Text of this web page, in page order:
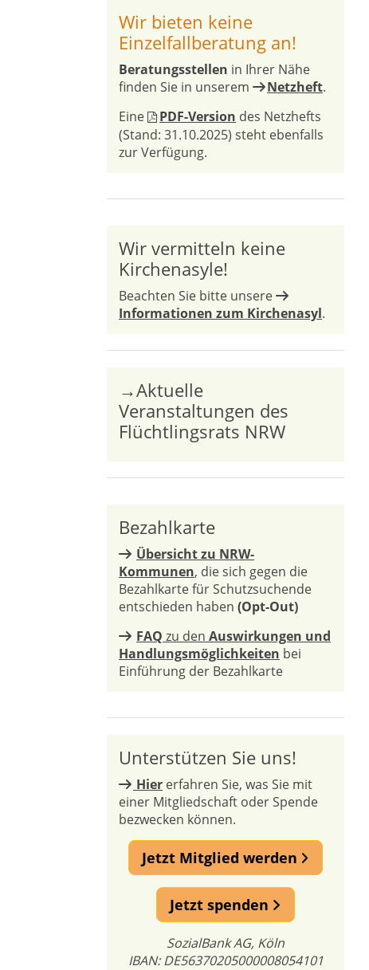
Wir bieten keine
Einzelfallberatung an!
Beratungsstellen in Ihrer Nähe
finden Sie in unserem
Netzheft.
Eine
PDF-Version des Netzhefts
(Stand: 31.10.2025) steht ebenfalls
zur Verfügung.
Wir vermitteln keine
Kirchenasyle!
Beachten Sie bitte unsere
Informationen zum Kirchenasyl.
→Aktuelle
Veranstaltungen des
Flüchtlingsrats NRW
Bezahlkarte
Übersicht zu NRW-
Kommunen, die sich gegen die
Bezahlkarte für Schutzsuchende
entschieden haben (Opt-Out)
FAQ zu den Auswirkungen und
Handlungsmöglichkeiten bei
Einführung der Bezahlkarte
Unterstützen Sie uns!
Hier erfahren Sie, was Sie mit
einer Mitgliedschaft oder Spende
bezwecken können.
Jetzt Mitglied werden
Jetzt spenden
SozialBank AG, Köln
IBAN: DE56370205000008054101